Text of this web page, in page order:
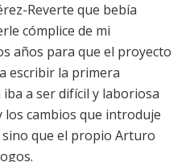
Reverte que bebía
cómplice de mi
años para que el proyecto
escribir la primera
a ser difícil y laboriosa
los cambios que introduje
que el propio Arturo